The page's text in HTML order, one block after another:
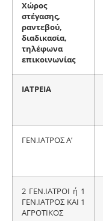
Χώρος
στέγασης,
ραντεβού,
διαδικασία,
τηλέφωνα
επικοινωνίας
ΙΑΤΡΕΙΑ
ΓΕΝ.ΙΑΤΡΟΣ Α’
2 ΓΕΝ.ΙΑΤΡΟΙ ή 1
ΓΕΝ.ΙΑΤΡΟΣ ΚΑΙ 1
ΑΓΡΟΤΙΚΟΣ